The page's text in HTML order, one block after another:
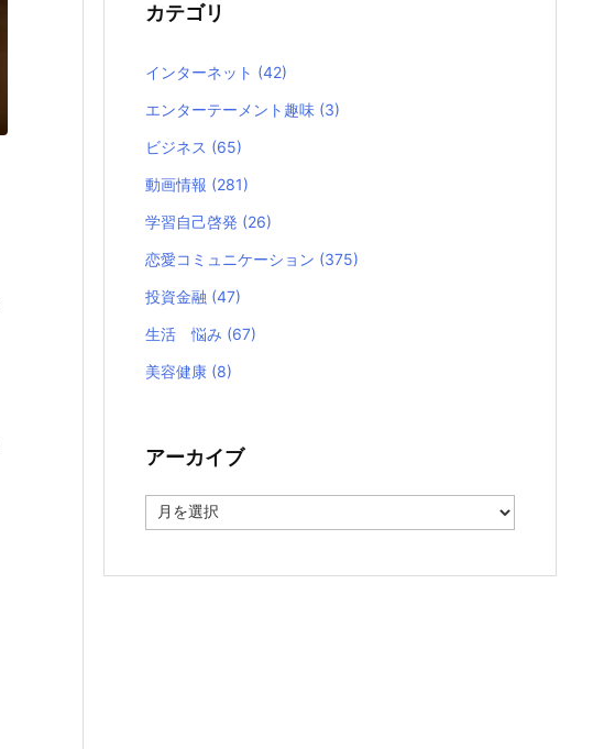
カテゴリ
インターネット (42)
エンターテーメント趣味 (3)
ビジネス (65)
動画情報 (281)
学習自己啓発 (26)
恋愛コミュニケーション (375)
投資金融 (47)
生活 悩み (67)
美容健康 (8)
アーカイブ
ー